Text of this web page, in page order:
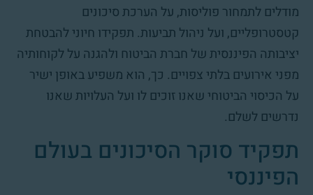
מודלים לתמחור פוליסות, על הערכת סיכונים
קטסטרופליים, ועל ניהול תביעות. תפקידו חיוני להבטחת
יציבותה הפיננסית של חברת הביטוח ולהגנה על לקוחותיה
מפני אירועים בלתי צפויים. כך, הוא משפיע באופן ישיר
על הכיסוי הביטוחי שאנו זוכים לו ועל העלויות שאנו
נדרשים לשלם.
תפקיד סוקר הסיכונים בעולם
הפיננסי